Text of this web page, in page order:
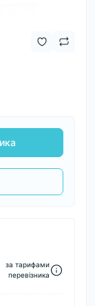
за тарифами
перевізника